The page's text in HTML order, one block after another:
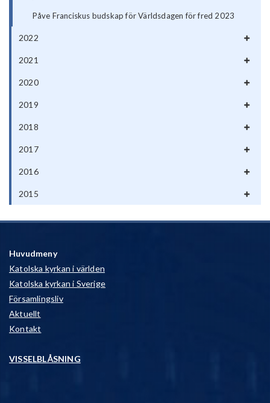
Påve Franciskus budskap för Världsdagen för fred 2023
2022
2021
2020
2019
2018
2017
2016
2015
Huvudmeny
Katolska kyrkan i världen
Katolska kyrkan i Sverige
Församlingsliv
Aktuellt
Kontakt
VISSELBLÅSNING